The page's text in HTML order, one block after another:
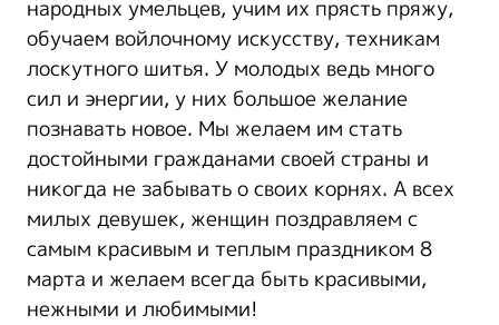
народных умельцев, учим их прясть пряжу,
обучаем войлочному искусству, техникам
лоскутного шитья. У молодых ведь много
сил и энергии, у них большое желание
познавать новое. Мы желаем им стать
достойными гражданами своей страны и
никогда не забывать о своих корнях. А всех
милых девушек, женщин поздравляем с
самым красивым и теплым праздником 8
марта и желаем всегда быть красивыми,
нежными и любимыми!